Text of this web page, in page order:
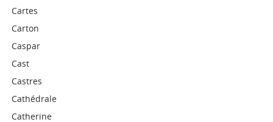
Cartes
Carton
Caspar
Cast
Castres
Cathédrale
Catherine